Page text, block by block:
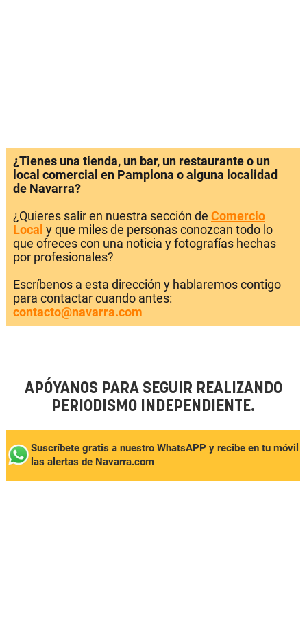
¿Tienes una tienda, un bar, un restaurante o un
local comercial en Pamplona o alguna localidad
de Navarra?
¿Quieres salir en nuestra sección de Comercio
Local y que miles de personas conozcan todo lo
que ofreces con una noticia y fotografías hechas
por profesionales?
Escríbenos a esta dirección y hablaremos contigo
para contactar cuando antes:
contacto@navarra.com
APÓYANOS PARA SEGUIR REALIZANDO
PERIODISMO INDEPENDIENTE.
Suscríbete gratis a nuestro WhatsAPP y recibe en tu móvil
las alertas de Navarra.com